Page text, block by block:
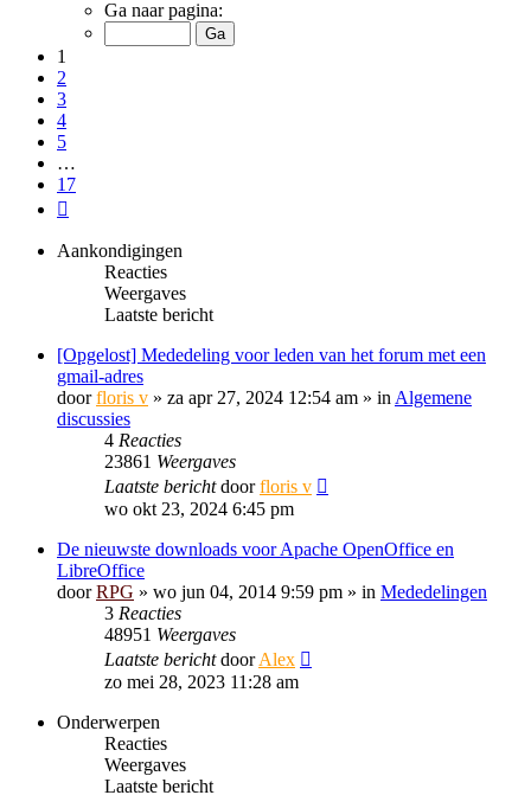
van
Ga naar pagina:
1
2
3
4
5
…
17
Aankondigingen
Reacties
Weergaves
Laatste bericht
[Opgelost] Mededeling voor leden van het forum met een
gmail-adres
doorfloris v » za apr 27, 2024 12:54 am » in Algemene
discussies
4 Reacties
23861 Weergaves
Laatste berichtdoorfloris v
wo okt 23, 2024 6:45 pm
De nieuwste downloads voor Apache OpenOffice en
LibreOffice
doorRPG » wo jun 04, 2014 9:59 pm » in Mededelingen
3 Reacties
48951 Weergaves
Laatste berichtdoorAlex
zo mei 28, 2023 11:28 am
Onderwerpen
Reacties
Weergaves
Laatste bericht